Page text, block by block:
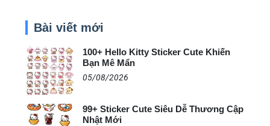
Bài viết mới
100+ Hello Kitty Sticker Cute Khiến
Bạn Mê Mẩn
05/08/2026
99+ Sticker Cute Siêu Dễ Thương Cập
Nhật Mới